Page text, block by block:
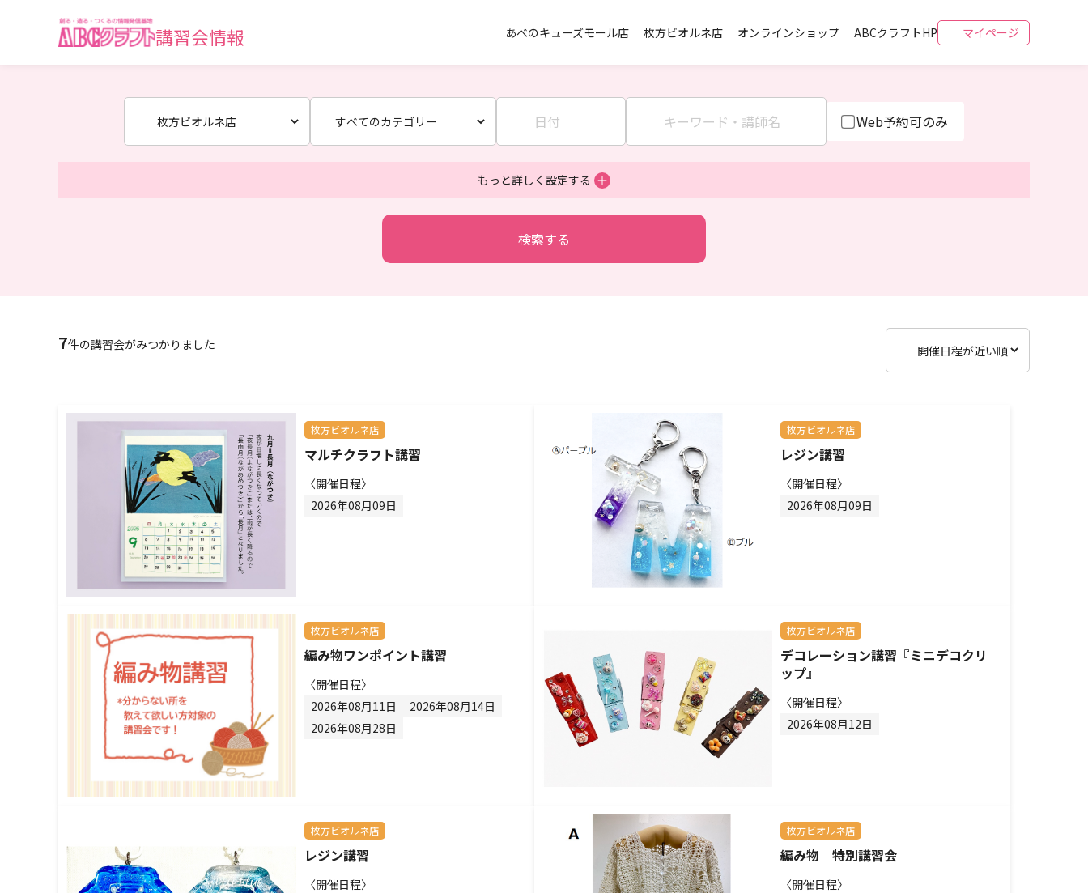
講習会情報 あべのキューズモール店 枚方ビオルネ店 オンラインショップ ABCクラフトHP マイページ
Web予約可のみ
もっと詳しく設定する
検索する
7件の講習会がみつかりました
枚方ビオルネ店
マルチクラフト講習
〈開催日程〉
2026年08月09日
枚方ビオルネ店
レジン講習
〈開催日程〉
2026年08月09日
枚方ビオルネ店
編み物ワンポイント講習
〈開催日程〉
2026年08月11日
2026年08月14日
2026年08月28日
枚方ビオルネ店
デコレーション講習『ミニデコクリ
ップ』
〈開催日程〉
2026年08月12日
枚方ビオルネ店
レジン講習
〈開催日程〉
枚方ビオルネ店
編み物 特別講習会
〈開催日程〉